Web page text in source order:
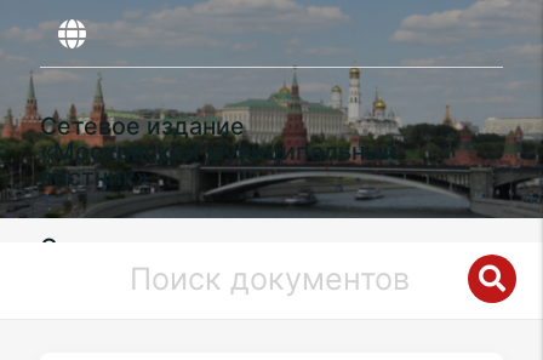
Сетевое издание
«Московский муниципальный
вестник»
Органы местного самоуправления
муниципального округаСилино
городе Москве